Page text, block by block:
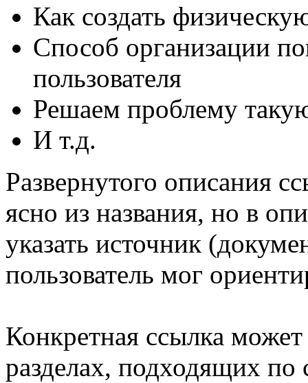
Как создать
Способ организации
пользователя
Решаем проблему
И т.д.
Развернутого описания
ясно из названия, но в
указать источник
пользователь мог
Конкретная ссылка
разделах, подходящих по